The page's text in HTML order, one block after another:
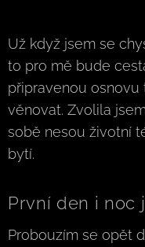
Už když jsem se
to pro mě bude
připravenou osnovu
věnovat. Zvolila
sobě nesou životní
bytí.
První den i noc
Probouzím se opět